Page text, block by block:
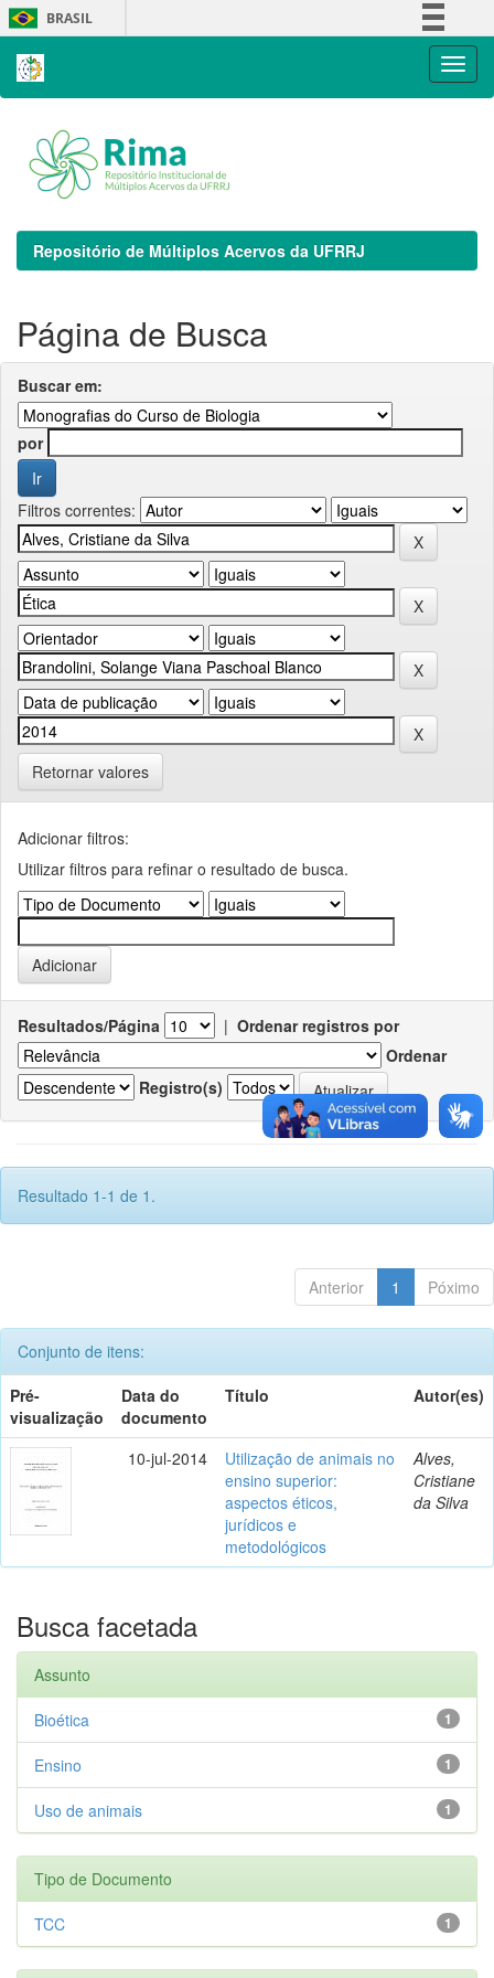
Skip
navigation
BRASIL
Repositório de Múltiplos Acervos da UFRRJ
Página de Busca
Buscar em:
por
Filtros correntes:
Retornar valores
Adicionar filtros:
Utilizar filtros para refinar o resultado de busca.
Resultados/Página | Ordenar registros por
Ordenar
Registro(s)
Resultado 1-1 de 1.
Anterior 1 Póximo
Conjunto de itens:
Pré-
visualização
Data do
documento
Título Autor(es)
10-jul-2014
Utilização de animais no
ensino superior:
aspectos éticos,
jurídicos e
metodológicos
Alves,
Cristiane
da Silva
Busca facetada
Assunto
1
Bioética
1
Ensino
1
Uso de animais
Tipo de Documento
1
TCC